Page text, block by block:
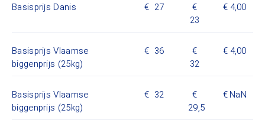
Basisprijs Danis
27
23
4,00
Basisprijs Vlaamse
biggenprijs (25kg)
36
32
4,00
Basisprijs Vlaamse
biggenprijs (25kg)
32
29,5
NaN